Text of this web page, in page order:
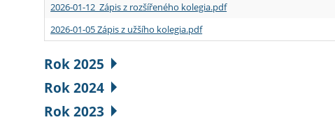
2026-01-12 Zápis z rozšířeného kolegia.pdf
2026-01-05 Zápis z užšího kolegia.pdf
Rok 2025
Rok 2024
Rok 2023